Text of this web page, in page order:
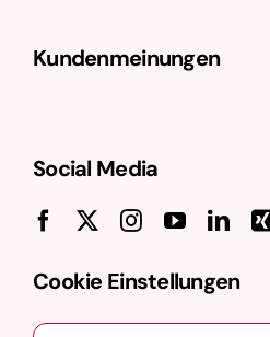
Kundenmeinungen
Social Media
Cookie Einstellungen